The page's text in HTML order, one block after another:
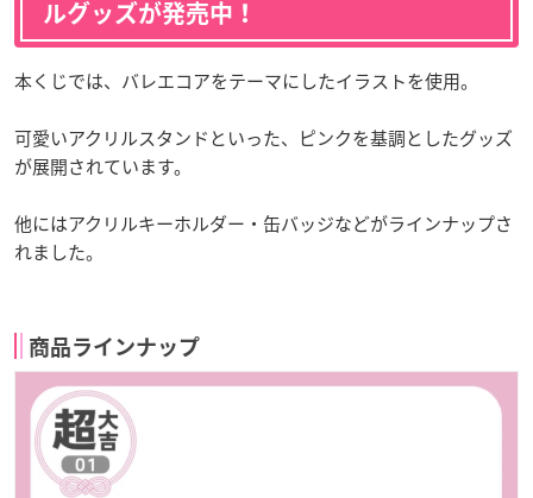
ルグッズが発売中！
本くじでは、バレエコアをテーマにしたイラストを使用。
可愛いアクリルスタンドといった、ピンクを基調としたグッズ
が展開されています。
他にはアクリルキーホルダー・缶バッジなどがラインナップさ
れました。
商品ラインナップ